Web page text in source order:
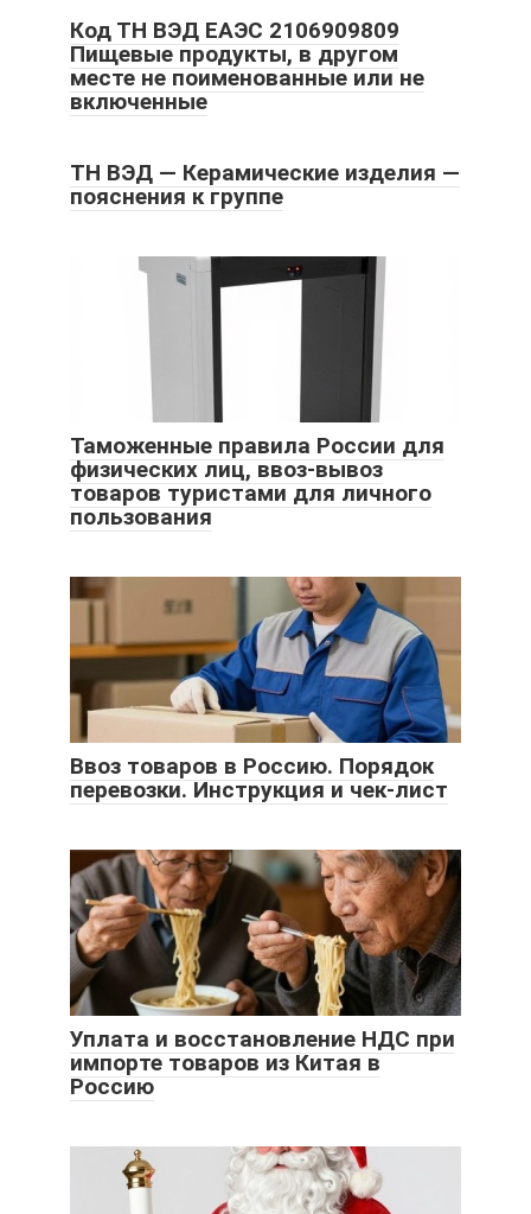
Код ТН ВЭД ЕАЭС 2106909809
Пищевые продукты, в другом
месте не поименованные или не
включенные
ТН ВЭД — Керамические изделия —
пояснения к группе
Таможенные правила России для
физических лиц, ввоз-вывоз
товаров туристами для личного
пользования
Ввоз товаров в Россию. Порядок
перевозки. Инструкция и чек-лист
Уплата и восстановление НДС при
импорте товаров из Китая в
Россию